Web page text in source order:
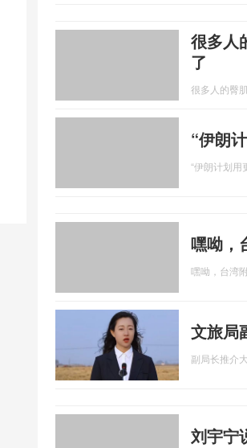
很多人
了
很多人的臀
“伊朗
“伊朗计划用
嘿呦，
嘿呦，台湾
文旅局
副局长推介
刘宇宁